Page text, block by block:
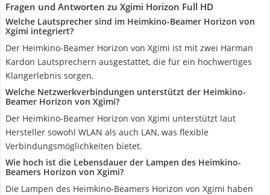
Fragen und Antworten zu Xgimi Horizon Full HD
Welche Lautsprecher sind im Heimkino-Beamer Horizon von
Xgimi integriert?
Der Heimkino-Beamer Horizon von Xgimi ist mit zwei Harman
Kardon Lautsprechern ausgestattet, die für ein hochwertiges
Klangerlebnis sorgen.
Welche Netzwerkverbindungen unterstützt der Heimkino-
Beamer Horizon von Xgimi?
Der Heimkino-Beamer Horizon von Xgimi unterstützt laut
Hersteller sowohl WLAN als auch LAN, was flexible
Verbindungsmöglichkeiten bietet.
Wie hoch ist die Lebensdauer der Lampen des Heimkino-
Beamers Horizon von Xgimi?
Die Lampen des Heimkino-Beamers Horizon von Xgimi haben